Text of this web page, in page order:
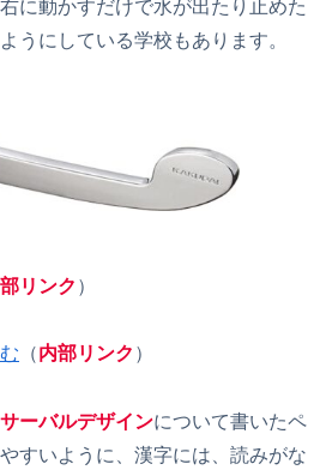
に動かすだけで水が出たり止めた
うにしている学校もあります。
リンク ）
（内部リンク ）
ーバルデザインについて書いたペ
すいように、漢字には、読みがな